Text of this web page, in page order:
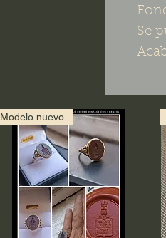
Se
Modelo nuevo